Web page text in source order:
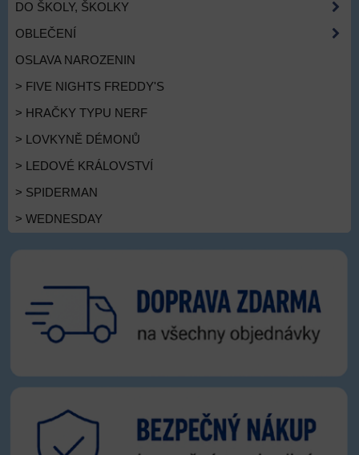
DO ŠKOLY, ŠKOLKY
OBLEČENÍ
OSLAVA NAROZENIN
> FIVE NIGHTS FREDDY'S
> HRAČKY TYPU NERF
> LOVKYNĚ DÉMONŮ
> LEDOVÉ KRÁLOVSTVÍ
> SPIDERMAN
> WEDNESDAY